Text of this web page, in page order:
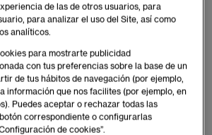
ha publicado el informe
en el que se hace un análisis
de las de otros usuarios, para
para analizar el uso del Site, así como
analíticos.
para mostrarte publicidad
con tus preferencias sobre la base de un
de tus hábitos de navegación (por ejemplo,
información que nos facilites (por ejemplo, en
Puedes aceptar o rechazar todas las
correspondiente o configurarlas
de cookies”.